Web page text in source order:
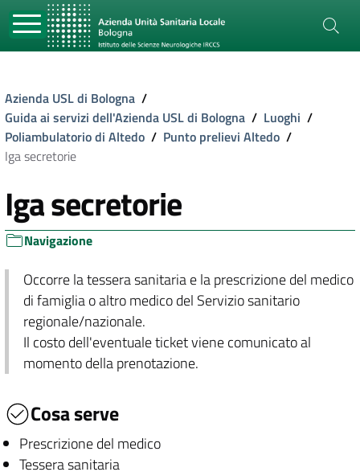
Azienda USL di Bologna /
Guida ai servizi dell'Azienda USL di Bologna / Luoghi /
Poliambulatorio di Altedo / Punto prelievi Altedo /
Iga secretorie
Iga secretorie
Navigazione
Occorre la tessera sanitaria e la prescrizione del medico
di famiglia o altro medico del Servizio sanitario
regionale/nazionale.
Il costo dell'eventuale ticket viene comunicato al
momento della prenotazione.
Cosa serve
Prescrizione del medico
Tessera sanitaria